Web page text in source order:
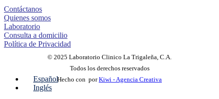
Contáctanos
Quienes somos
Laboratorio
Consulta a domicilio
Política de Privacidad
© 2025 Laboratorio Clinico La Trigaleña, C.A.
Todos los derechos reservados
Hecho con porKiwi - Agencia Creativa
Español
Inglés